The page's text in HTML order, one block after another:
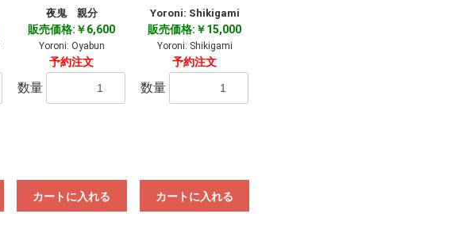
夜鬼 親分
販売価格:￥6,600
Yoroni: Oyabun
予約注文
数量
カートに入れる
Yoroni: Shikigami
販売価格:￥15,000
Yoroni: Shikigami
予約注文
数量
カートに入れる